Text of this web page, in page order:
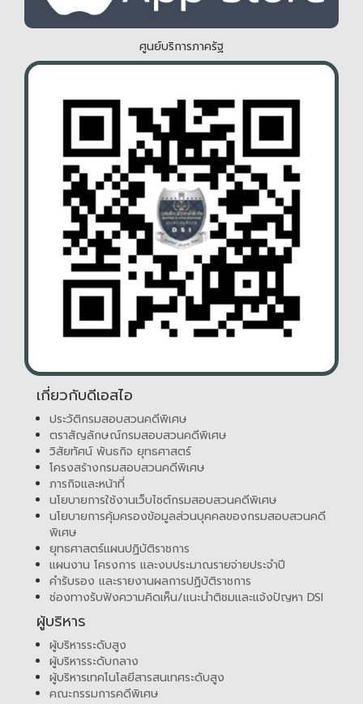
ศูนย์บริการภาครัฐ
เกี่ยวกับดีเอสไอ
ประวัติกรมสอบสวนคดีพิเศษ
ตราสัญลักษณ์กรมสอบสวนคดีพิเศษ
วิสัยทัศน์ พันธกิจ ยุทธศาสตร์
โครงสร้างกรมสอบสวนคดีพิเศษ
ภารกิจและหน้าที่
นโยบายการใช้งานเว็บไซต์กรมสอบสวนคดีพิเศษ
นโยบายการคุ้มครองข้อมูลส่วนบุคคลของกรมสอบสวนคดี
พิเศษ
ยุทธศาสตร์แผนปฏิบัติราชการ
แผนงาน โครงการ และงบประมาณรายจ่ายประจำปี
คำรับรอง และรายงานผลการปฏิบัติราชการ
ช่องทางรับฟังความคิดเห็น/แนะนำติชมและแจ้งปัญหา DSI
ผู้บริหาร
ผู้บริหารระดับสูง
ผู้บริหารระดับกลาง
ผู้บริหารเทคโนโลยีสารสนเทศระดับสูง
คณะกรรมการคดีพิเศษ